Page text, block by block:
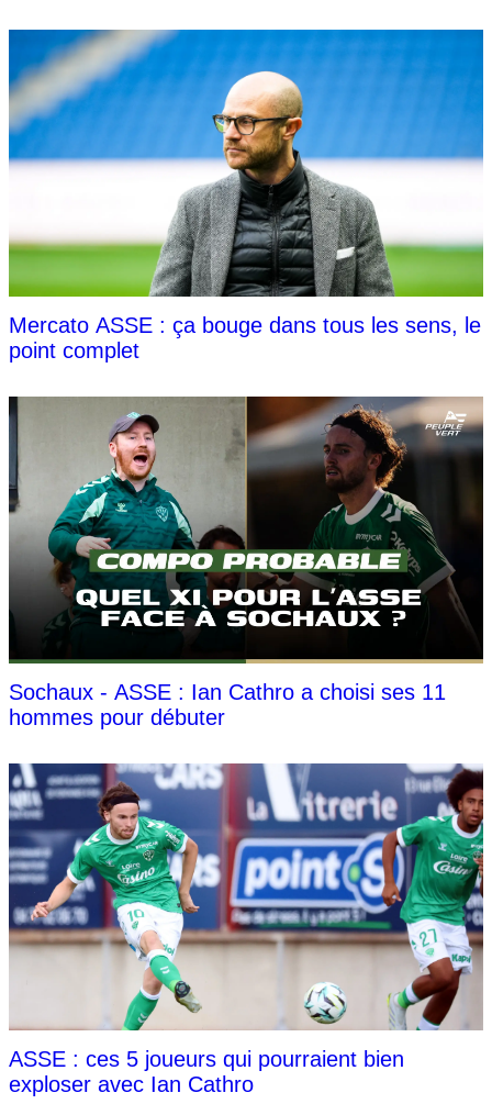
Mercato ASSE : ça bouge dans tous les sens, le
point complet
Sochaux - ASSE : Ian Cathro a choisi ses 11
hommes pour débuter
ASSE : ces 5 joueurs qui pourraient bien
exploser avec Ian Cathro